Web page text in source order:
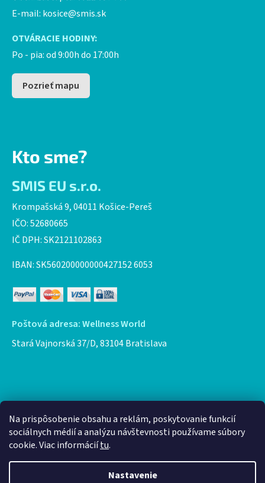
Na prispôsobenie obsahu a reklám, poskytovanie funkcií
sociálnych médií a analýzu návštevnosti používame súbory
cookie. Viac informáciítu.
Nastavenie
E-mail: kosice@smis.sk
OTVÁRACIE HODINY:
Po - pia: od 9:00h do 17:00h
Pozrieť mapu
Kto sme?
SMIS EU s.r.o.
Krompašská 9, 04011 Košice-Pereš
IČO: 52680665
IČ DPH: SK2121102863
IBAN: SK560200000000427152 6053
Poštová adresa: Wellness World
Stará Vajnorská 37/D, 83104 Bratislava
Facebook